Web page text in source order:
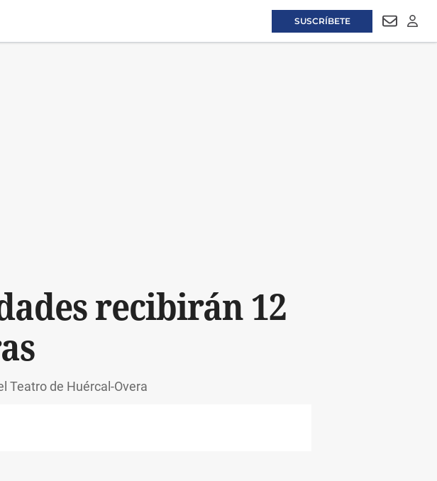
SUSCRÍBETE
recibirán 12
Teatro de Huércal-Overa